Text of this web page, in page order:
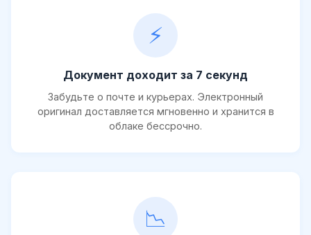
⚡
Документ доходит за 7 секунд
Забудьте о почте и курьерах. Электронный
оригинал доставляется мгновенно и хранится в
облаке бессрочно.
📉